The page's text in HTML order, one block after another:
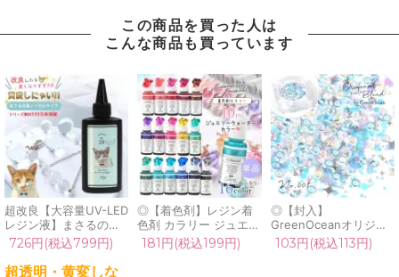
この商品を買った人は
こんな商品も買っています
超改良【大容量UV-LED
レジン液】まさるの涙
ver.03 超透明 70g 初心
者 作家 コーティング
ハード 黄変しない 高品
726円(税込799円)
超透明・黄変しな
◎【着色剤】レジン着
色剤 カラリー ジュエリ
ーウォーターカラー 単
品 レジン着色料 定番
181円(税込199円)
◎【封入】
GreenOceanオリジナ
ルブレンド
♪《No.001》[限定封
103円(税込113円)